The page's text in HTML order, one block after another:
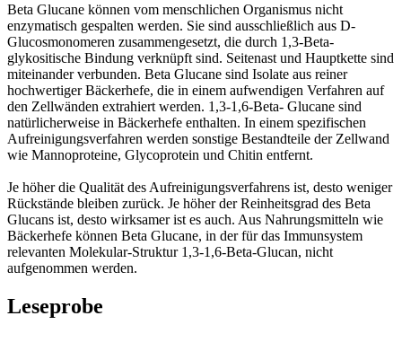
Beta Glucane können vom menschlichen Organismus nicht
enzymatisch gespalten werden. Sie sind ausschließlich aus D-
Glucosmonomeren zusammengesetzt, die durch 1,3-Beta-
glykositische Bindung verknüpft sind. Seitenast und Hauptkette sind
miteinander verbunden. Beta Glucane sind Isolate aus reiner
hochwertiger Bäckerhefe, die in einem aufwendigen Verfahren auf
den Zellwänden extrahiert werden. 1,3-1,6-Beta- Glucane sind
natürlicherweise in Bäckerhefe enthalten. In einem spezifischen
Aufreinigungsverfahren werden sonstige Bestandteile der Zellwand
wie Mannoproteine, Glycoprotein und Chitin entfernt.
Je höher die Qualität des Aufreinigungsverfahrens ist, desto weniger
Rückstände bleiben zurück. Je höher der Reinheitsgrad des Beta
Glucans ist, desto wirksamer ist es auch. Aus Nahrungsmitteln wie
Bäckerhefe können Beta Glucane, in der für das Immunsystem
relevanten Molekular-Struktur 1,3-1,6-Beta-Glucan, nicht
aufgenommen werden.
Leseprobe